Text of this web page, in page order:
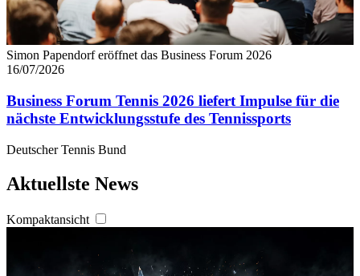
Simon Papendorf eröffnet das Business Forum 2026
16/07/2026
Business Forum Tennis 2026 liefert Impulse für die
nächste Entwicklungsstufe des Tennissports
Deutscher Tennis Bund
Aktuellste News
Kompaktansicht